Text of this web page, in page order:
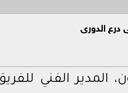
درع الدورى
المدير الفني